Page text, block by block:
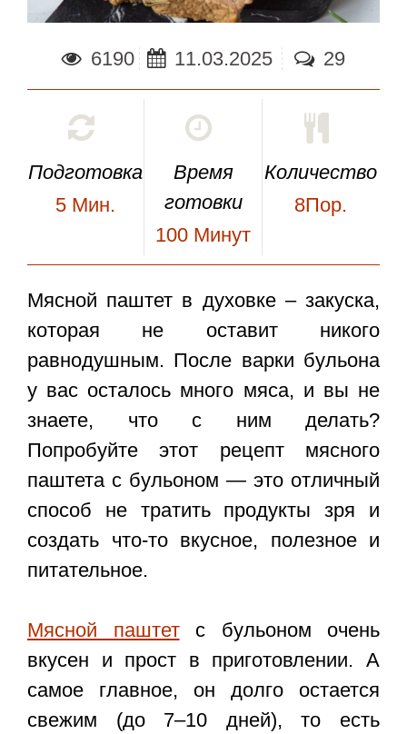
6190 11.03.2025 29
Подготовка
5 Мин.
Время
готовки
100 Минут
Количество
8Пор.
Мясной паштет в духовке– закуска,
которая не оставит никого
равнодушным. После варки бульона
у вас осталось много мяса, и вы не
знаете, что с ним делать?
Попробуйте этот рецепт мясного
паштета с бульоном — это отличный
способ не тратить продукты зря и
создать что-то вкусное, полезное и
питательное.
Мясной паштетс бульоном очень
вкусен и прост в приготовлении. А
самое главное, он долго остается
свежим (до 7–10 дней), то есть